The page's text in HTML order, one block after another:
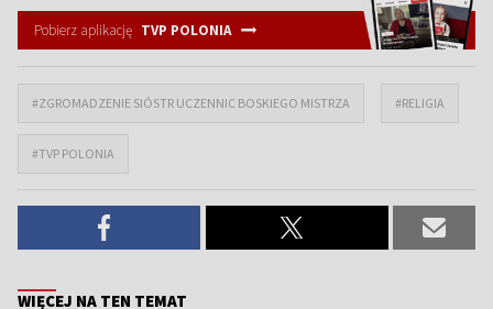
Pobierz aplikację TVP POLONIA
#ZGROMADZENIE SIÓSTR UCZENNIC BOSKIEGO MISTRZA #RELIGIA
#TVP POLONIA
WIĘCEJ NA TEN TEMAT